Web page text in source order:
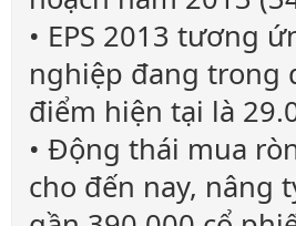
• EPS 2013 tương
nghiệp đang trong
điểm hiện tại là
• Động thái mua
cho đến nay, nâng